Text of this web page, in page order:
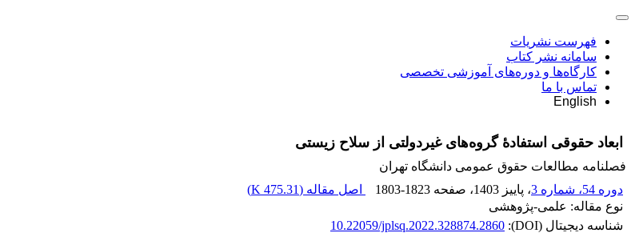
فهرست نشریات
سامانه نشر کتاب
کارگاه‌ها و دوره‌های آموزشی تخصصی
تماس با ما
English
ابعاد حقوقی استفادۀ گروه‌های غیردولتی از سلاح زیستی
فصلنامه مطالعات حقوق عمومی دانشگاه تهران
دوره 54، شماره 3
، پاییز 1403 ، صفحه 1803-1823 اصل مقاله (475.31 K
)
نوع مقاله: علمی-پژوهشی
شناسه دیجیتال (DOI):
10.22059/jplsq.2022.328874.2860